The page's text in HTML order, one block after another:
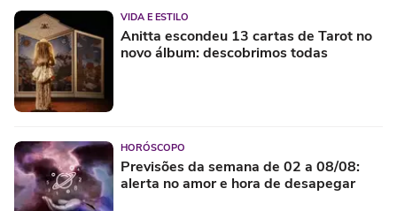
VIDA E ESTILO
Anitta escondeu 13 cartas de Tarot no
novo álbum: descobrimos todas
HORÓSCOPO
Previsões da semana de 02 a 08/08:
alerta no amor e hora de desapegar